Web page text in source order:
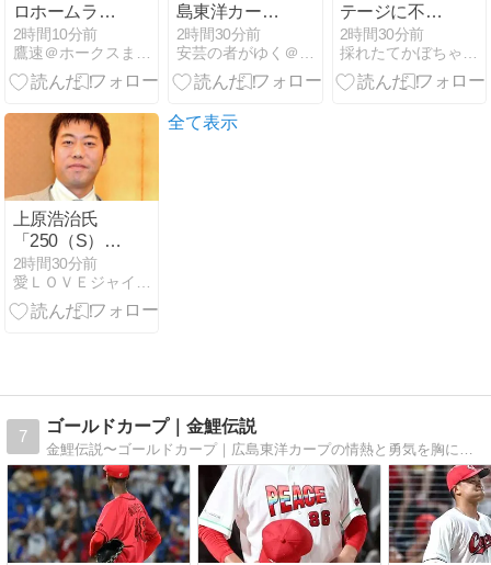
ロホームラン
で先制！
2時間10分前
鷹速＠ホークスまとめブログ
島東洋カープ
のスタメン情
報・放送予定
等（2026年8
浜）［vs.横浜
2時間30分前
安芸の者がゆく＠広島東洋カープ応援ブログ
テージに不審
者乱入、
LuckyFes’26
で何が起き
2時間30分前
採れたてかぼちゃの時事ネタ速報
上原浩治氏
「250（S）っ
ていう数字が
どうなのか
な」名球会入
2時間30分前
愛ＬＯＶＥジャイアンツ
全て表示
7
ゴールドカープ｜金鯉伝説
金鯉伝説〜ゴールドカープ｜広島東洋カープの情熱と勇気を胸に、マツダスタジアムの熱気と共に戦う選手の瞬間を綴るカープブログです。カープファンの心を鷲掴みにします。